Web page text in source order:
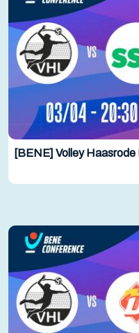
[BENE] Volley Haasrode